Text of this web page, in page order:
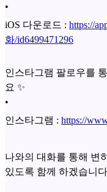
•
iOS 다운로드 : https://
화/id6499471296
인스타그램 팔로우를
요 ✨
•
인스타그램 : https://
나와의 대화를 통해 변
있도록 함께 하겠습니